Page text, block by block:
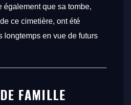
également que sa tombe,
ce cimetière, ont été
longtemps en vue de futurs
FAMILLE